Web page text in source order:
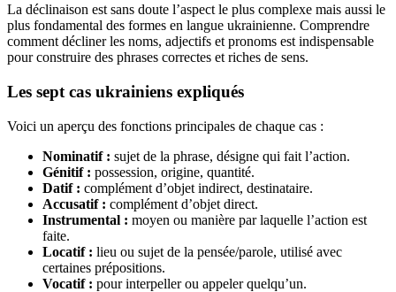
La déclinaison est sans doute l’aspect le plus complexe mais aussi le
plus fondamental des formes en langue ukrainienne. Comprendre
comment décliner les noms, adjectifs et pronoms est indispensable
pour construire des phrases correctes et riches de sens.
Les sept cas ukrainiens expliqués
Voici un aperçu des fonctions principales de chaque cas :
Nominatif : sujet de la phrase, désigne qui fait l’action.
Génitif : possession, origine, quantité.
Datif : complément d’objet indirect, destinataire.
Accusatif : complément d’objet direct.
Instrumental : moyen ou manière par laquelle l’action est
faite.
Locatif : lieu ou sujet de la pensée/parole, utilisé avec
certaines prépositions.
Vocatif : pour interpeller ou appeler quelqu’un.